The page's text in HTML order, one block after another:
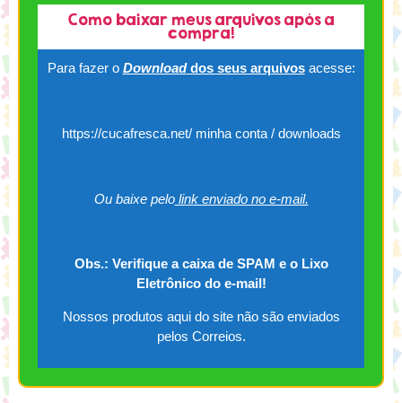
Como baixar meus arquivos após a
compra!
Para fazer o Downloaddos seus arquivos acesse:
https://cucafresca.net/ minha conta / downloads
Ou baixe pelolink enviado no e-mail.
Obs.: Verifique a caixa de SPAM e o Lixo
Eletrônico do e-mail!
Nossos produtos aqui do site não são enviados
pelos Correios.